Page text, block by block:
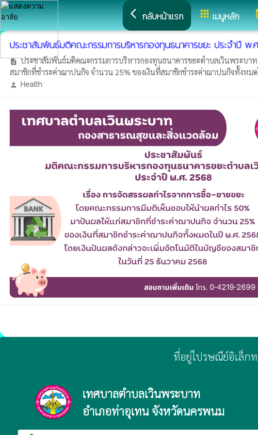
arrow_back_ios กลับหน้าแรก appsเมนูหลัก
ประชาสัมพันธ์มติคณะกรรมการบริหารกองทุนธนาคารขยะ ประจำปี พ
description ประชาสัมพันธ์มติคณะกรรมการบริหารกองทุนธนาคารขยะตำบลเวินพระบาท
สมาชิกที่ชำระค่าฌาปนกิจ จำนวน 25% ของเงินที่สมาชิกชำระค่าฌาปนกิจทั้งห
person Health
ที่อยู่ไปรษณีย์อิเล็ก
เทศบาลตำบลเวินพระบาท
อำเภอท่าอุเทน จังหวัดนครพนม